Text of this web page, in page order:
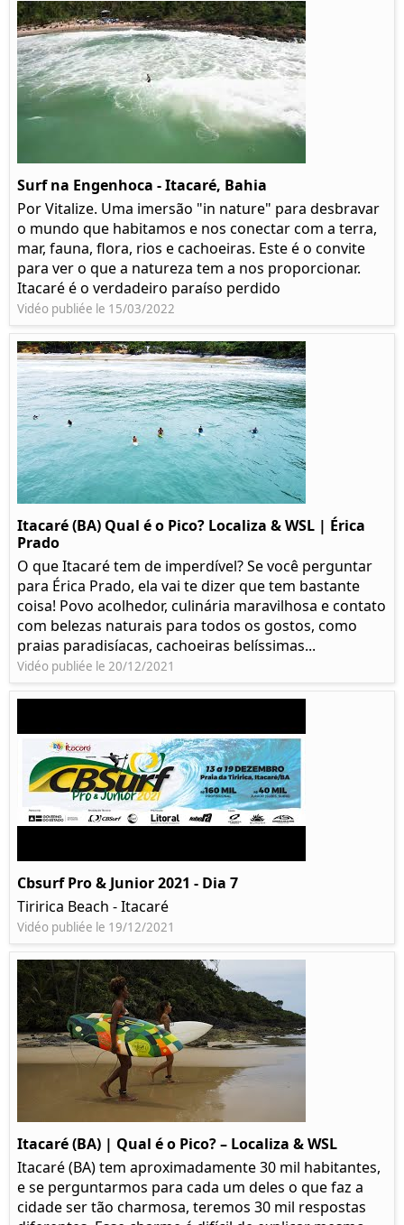
Surf na Engenhoca - Itacaré, Bahia
Por Vitalize. Uma imersão "in nature" para desbravar
o mundo que habitamos e nos conectar com a terra,
mar, fauna, flora, rios e cachoeiras. Este é o convite
para ver o que a natureza tem a nos proporcionar.
Itacaré é o verdadeiro paraíso perdido
Vidéo publiée le 15/03/2022
Itacaré (BA) Qual é o Pico? Localiza & WSL | Érica
Prado​
O que Itacaré tem de imperdível? Se você perguntar
para Érica Prado, ela vai te dizer que tem bastante
coisa!​ Povo acolhedor, culinária maravilhosa e contato
com belezas naturais para todos os gostos, como
praias paradisíacas, cachoeiras belíssimas...
Vidéo publiée le 20/12/2021
Cbsurf Pro & Junior 2021 - Dia 7
Tiririca Beach - Itacaré
Vidéo publiée le 19/12/2021
Itacaré (BA) | Qual é o Pico? – Localiza & WSL​​
Itacaré (BA) tem aproximadamente 30 mil habitantes,
e se perguntarmos para cada um deles o que faz a
cidade ser tão charmosa, teremos 30 mil respostas